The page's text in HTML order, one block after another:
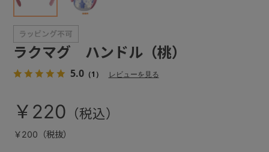
ラクマグ ハンドル（桃）
5.0（1） レビューを見る
￥220
￥200（税抜）